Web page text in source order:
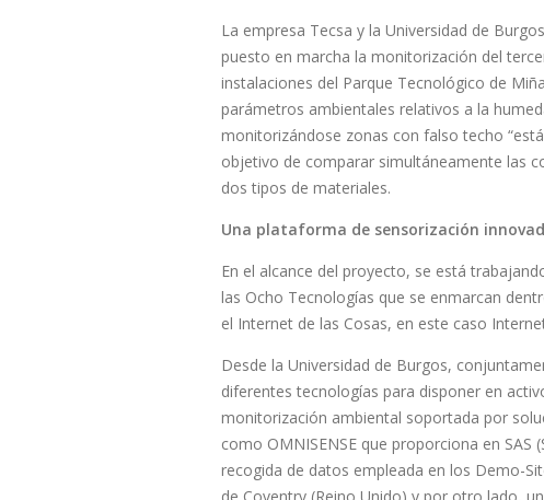
La empresa Tecsa y la Universidad de
puesto en marcha la monitorización del
instalaciones del Parque Tecnológico de
parámetros ambientales relativos a la
monitorizándose zonas con falso techo
objetivo de comparar simultáneamente las
dos tipos de materiales.
Una plataforma de sensorización
En el alcance del proyecto, se está
las Ocho Tecnologías que se enmarcan
el Internet de las Cosas, en este caso
Desde la Universidad de Burgos,
diferentes tecnologías para disponer en
monitorización ambiental soportada por
como OMNISENSE que proporciona en
recogida de datos empleada en los Demo-